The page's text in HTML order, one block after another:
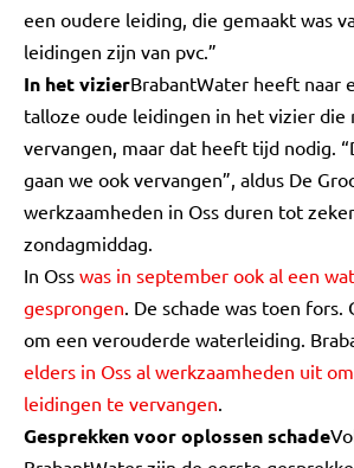
een oudere leiding, die gemaakt was
leidingen zijn van pvc.”
In het vizierBrabantWater heeft naar
talloze oude leidingen in het vizier die
vervangen, maar dat heeft tijd nodig.
gaan we ook vervangen”, aldus De
werkzaamheden in Oss duren tot
zondagmiddag.
In Oss was in september ook al een
gesprongen. De schade was toen
om een verouderde waterleiding.
elders in Oss al werkzaamheden uit
leidingen te vervangen.
Gesprekken voor oplossen schade